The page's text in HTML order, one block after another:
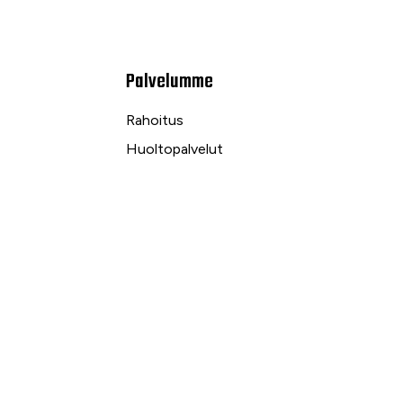
Palvelumme
Rahoitus
Huoltopalvelut